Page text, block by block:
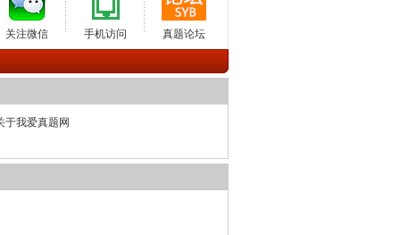
关注微信 手机访问 真题论坛
于我爱真题网